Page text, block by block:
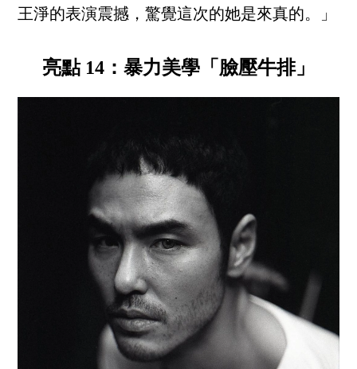
王淨的表演震撼，驚覺這次的她是來真的。」
亮點 14：暴力美學「臉壓牛排」